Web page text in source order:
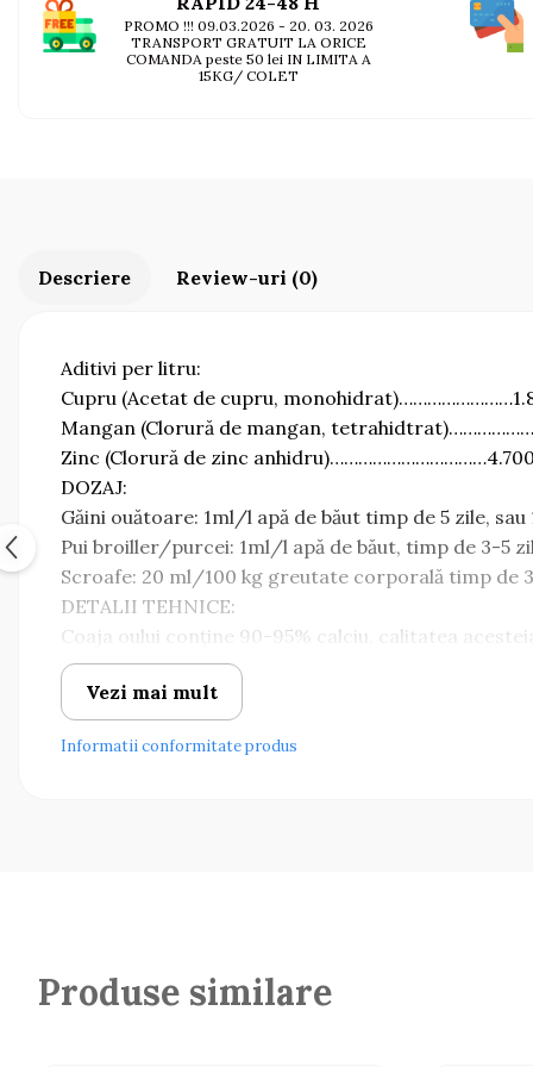
AFECTIUNI OCULARE
AFECTIUNI URINARE
AFECTIUNI OCULARE
AFECTIUNI URINARE
PROMO !!! 09.03.2026 - 20. 03. 2026
TRANSPORT GRATUIT LA ORICE
COMANDA peste 50 lei IN LIMITA A
15KG/ COLET
Descriere Review-uri (0)
Aditivi per litru:
Cupru (Acetat de cupru,
Mangan (Clorură de mangan,
Zinc (Clorură de zinc
DOZAJ:
Găini ouătoare: 1ml/l apă de băut timp de 5 zile, sau
Pui broiller/purcei: 1ml/l apă de băut, timp de 3-5
Scroafe: 20 ml/100 kg greutate corporală timp de
DETALII TEHNICE:
Coaja oului conține 90-95% calciu, calitatea
parte din necesarul de calciu este mobilizat din
locomotor, făcând oasele fragile și susceptibile
cantități suficiente de calciu pentru formarea cojii
loc în principal în timpul orelor de noapte, atingând
Vezi mai mult
Informatii conformitate produs
Produse similare